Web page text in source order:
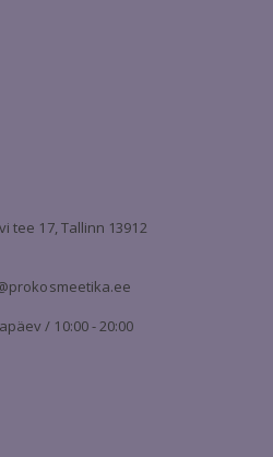
tee 17, Tallinn 13912
/ 10:00 - 20:00